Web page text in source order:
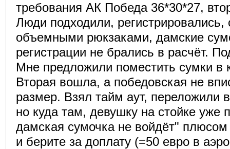
требования АК Победа 36*30*27,
Люди подходили, регистрировались,
объемными рюкзаками, дамские
регистрации не брались в расчёт.
Мне предложили поместить сумки в
Вторая вошла, а победовская не
размер. Взял тайм аут, переложили
но куда там, девушку на стойке уже
дамская сумочка не войдёт" плюсом
и берите за доплату (=50 евро в